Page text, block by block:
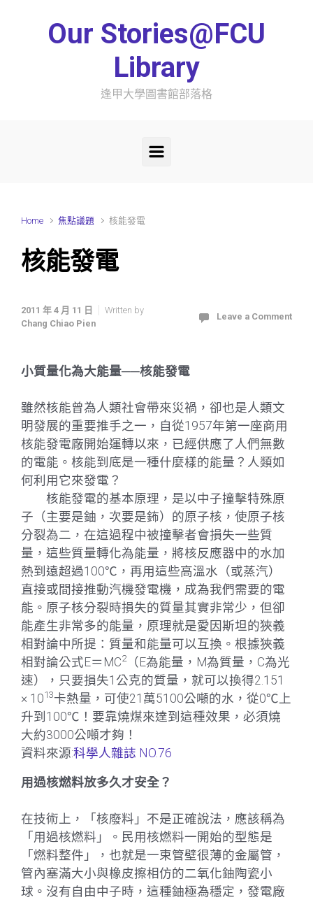
Our Stories@FCU
Library
逢甲大學圖書館部落格
Home 焦點議題 核能發電
核能發電
2011 年 4 月 11 日
Written by
Chang Chiao Pien
Leave a Comment
小質量化為大能量──核能發電
雖然核能曾為人類社會帶來災禍，卻也是人類文
明發展的重要推手之一，自從1957年第一座商用
核能發電廠開始運轉以來，已經供應了人們無數
的電能。核能到底是一種什麼樣的能量？人類如
何利用它來發電？
核能發電的基本原理，是以中子撞擊特殊原
子（主要是鈾，次要是鈽）的原子核，使原子核
分裂為二，在這過程中被撞擊者會損失一些質
量，這些質量轉化為能量，將核反應器中的水加
熱到遠超過100℃，再用這些高溫水（或蒸汽）
直接或間接推動汽機發電機，成為我們需要的電
能。原子核分裂時損失的質量其實非常少，但卻
能產生非常多的能量，原理就是愛因斯坦的狹義
相對論中所提：質量和能量可以互換。根據狹義
相對論公式E＝MC2（E為能量，M為質量，C為光
速），只要損失1公克的質量，就可以換得2.151
× 1013卡熱量，可使21萬5100公噸的水，從0℃上
升到100℃！要靠燒煤來達到這種效果，必須燒
大約3000公噸才夠！
資料來源:科學人雜誌 NO.76
用過核燃料放多久才安全？
在技術上，「核廢料」不是正確說法，應該稱為
「用過核燃料」。民用核燃料一開始的型態是
「燃料整件」，也就是一束管壁很薄的金屬管，
管內塞滿大小與橡皮擦相仿的二氧化鈾陶瓷小
球。沒有自由中子時，這種鈾極為穩定，發電廠